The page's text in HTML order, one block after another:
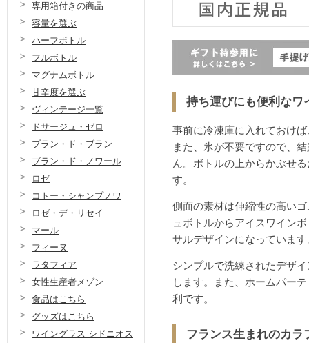
持ち運びにも便利なワ
事前に冷凍庫に入れておけ
また、氷が不要ですので、
ん。ボトルの上からかぶせ
す。
側面の素材は伸縮性の高い
ュボトルからアイスワイン
サルデザインになっています
シンプルで洗練されたデザ
します。また、ホームパー
利です。
フランス生まれのカラ
専用箱付きの商品
容量を選ぶ
ハーフボトル
フルボトル
マグナムボトル
甘辛度を選ぶ
ヴィンテージ一覧
ドサージュ・ゼロ
ブラン・ド・ブラン
ブラン・ド・ノワール
ロゼ
コトー・シャンプノワ
ロゼ・デ・リセイ
マール
フィーヌ
ラタフィア
女性生産者メゾン
食品はこちら
グッズはこちら
ワイングラス シドニオス